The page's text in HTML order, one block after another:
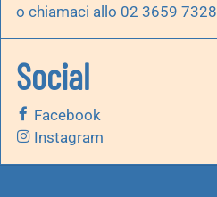
o chiamaci allo 02 3659 7328
Social
Facebook
Instagram